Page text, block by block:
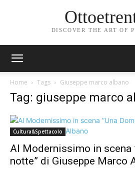
DISCOVER THE ART OF
Home Tags Giuseppe marco albano
Tag: giuseppe marco
Cultura&Spettacolo
Al Modernissimo in scena
notte” di Giuseppe Marco